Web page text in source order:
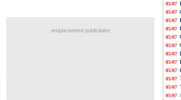
05/07
05/07
05/07
05/07
05/07
05/07
05/07
05/07
05/07
05/07
05/07
05/07
emplacement publicitaire